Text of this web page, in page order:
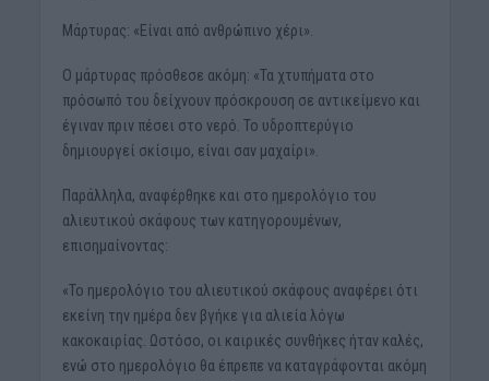
Μάρτυρας: «Είναι από ανθρώπινο χέρι».
Ο μάρτυρας πρόσθεσε ακόμη: «Τα χτυπήματα στο
πρόσωπό του δείχνουν πρόσκρουση σε αντικείμενο και
έγιναν πριν πέσει στο νερό. Το υδροπτερύγιο
δημιουργεί σκίσιμο, είναι σαν μαχαίρι».
Παράλληλα, αναφέρθηκε και στο ημερολόγιο του
αλιευτικού σκάφους των κατηγορουμένων,
επισημαίνοντας:
«Το ημερολόγιο του αλιευτικού σκάφους αναφέρει ότι
εκείνη την ημέρα δεν βγήκε για αλιεία λόγω
κακοκαιρίας. Ωστόσο, οι καιρικές συνθήκες ήταν καλές,
ενώ στο ημερολόγιο θα έπρεπε να καταγράφονται ακόμη